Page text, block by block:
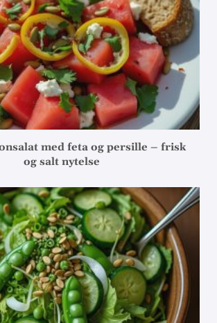
med feta og persille – frisk
og salt nytelse